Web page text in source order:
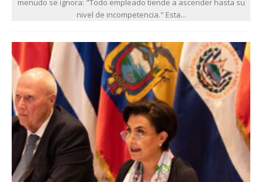
menudo se ignora: "Todo empleado tiende a ascender hasta su
nivel de incompetencia." Esta...